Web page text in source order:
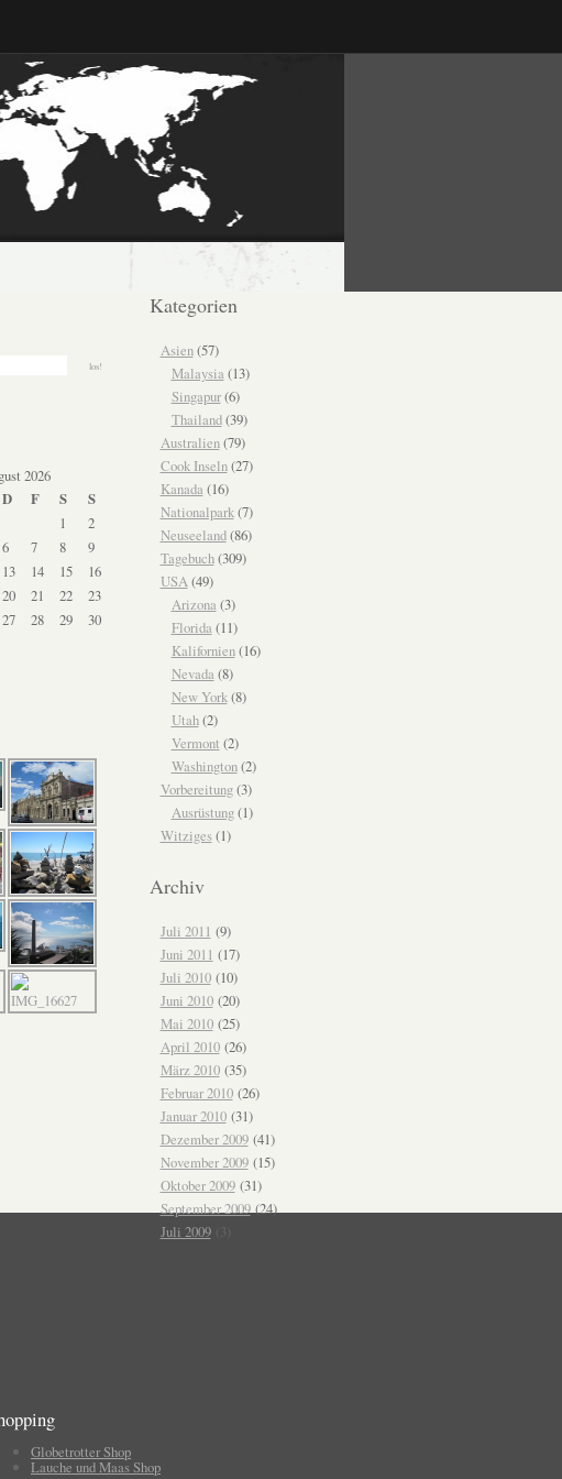
2026
D F S
S
1
2
6 7 8
9
13 14 15
16
20 21 22
23
27 28 29
30
Kategorien
Asien(57)
Malaysia(13)
Singapur(6)
Thailand(39)
Australien(79)
Cook Inseln(27)
Kanada(16)
Nationalpark(7)
Neuseeland(86)
Tagebuch(309)
USA(49)
Arizona(3)
Florida(11)
Kalifornien(16)
Nevada(8)
New York(8)
Utah(2)
Vermont (2)
Washington(2)
Vorbereitung(3)
Ausrüstung(1)
Witziges(1)
Archiv
Juli 2011 (9)
Juni 2011 (17)
Juli 2010(10)
Juni 2010(20)
Mai 2010(25)
April 2010(26)
März 2010(35)
Februar 2010(26)
Januar 2010(31)
Dezember 2009(41)
November 2009(15)
Oktober 2009(31)
September 2009(24)
Juli 2009(3)
Globetrotter Shop
Lauche und Maas Shop